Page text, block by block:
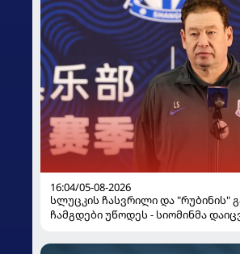
16:04/05-08-2026
სლუცკის ჩასვრილი და "რუბინის"
ჩამგდები უწოდეს - სიომინმა